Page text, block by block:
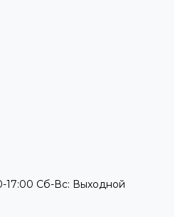
17:00 Сб-Вс: Выходной